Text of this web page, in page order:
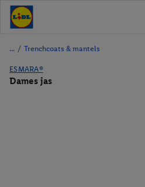
/ Trenchcoats & mantels
ESMARA®
Dames jas